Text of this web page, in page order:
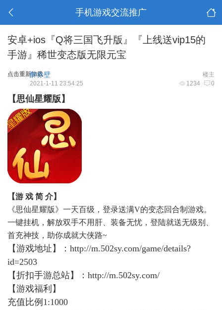
手机游戏交流推广
安卓+ios『Q将三国飞升版』『上线送vip15的
手游』稀世变态版无限元宝
点击重新加载 楼主
醉赤壁
1234 0
2021-1-11 23:54:25
【思仙星耀版】
【游 戏 简 介】
《思仙星耀版》一天百级，登录送满V的变态回合制游戏。
一键挂机，解放双手不用肝、装备无忧，登陆就送无级别、
首充神技，助你成就大侠路~
【游戏地址】： http://m.502sy.com/game/details?
id=2503
【折扣手游总站】： http://m.502sy.com/
【游戏福利】
充值比例1:1000